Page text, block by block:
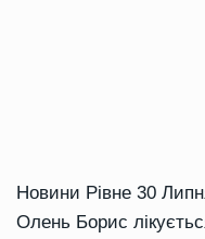
Новини Рівне 30
Олень Борис